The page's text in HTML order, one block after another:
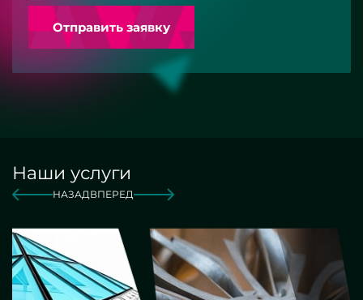
Отправить заявку
Наши услуги
НАЗАДВПЕРЕД